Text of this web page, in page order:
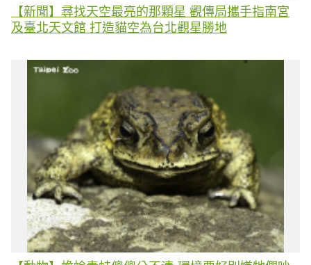
【新聞】尋找天空最亮的那顆星 觀傳局攜手指南宮
及臺北天文館 打造貓空為台北觀星勝地